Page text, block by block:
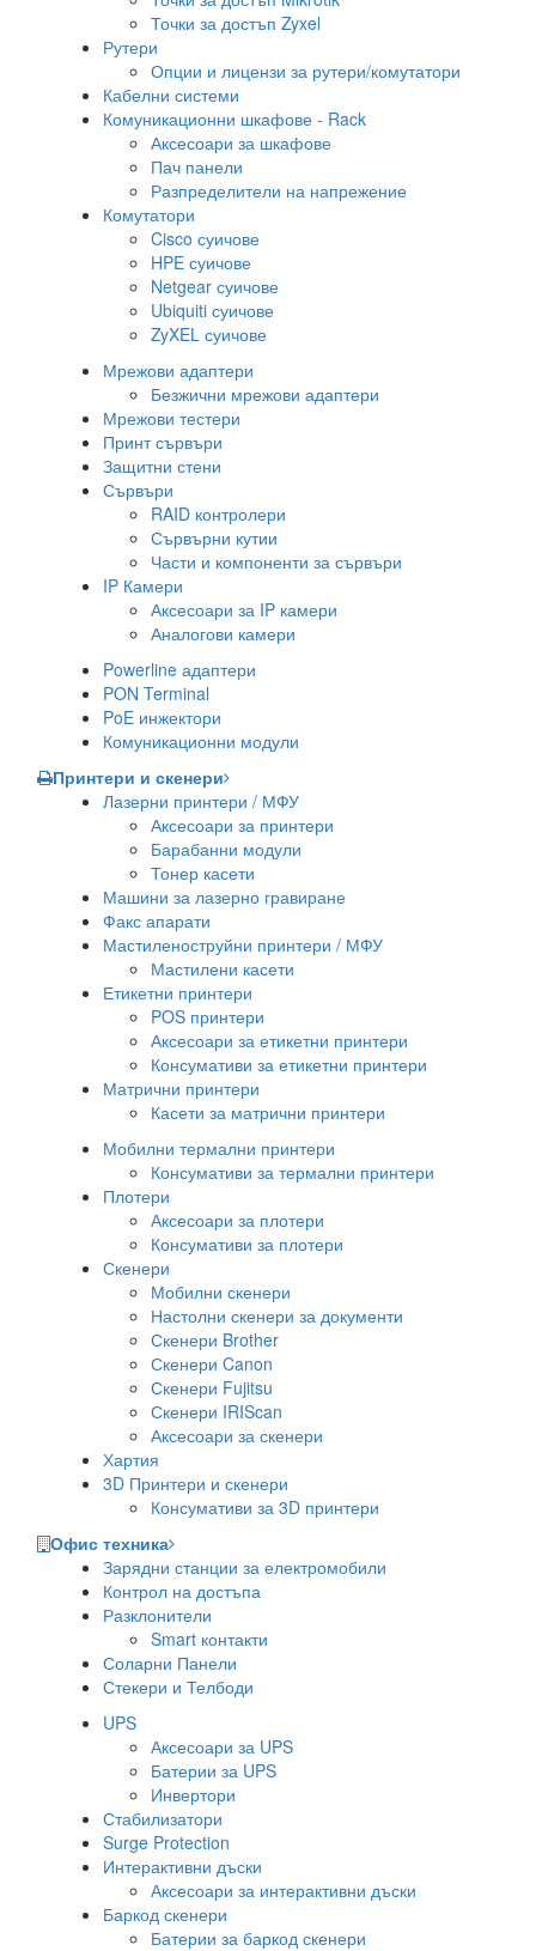
Точки за достъп Zyxel
Рутери
Опции и лицензи за рутери/комутатори
Кабелни системи
Комуникационни шкафове - Rack
Аксесоари за шкафове
Пач панели
Разпределители на напрежение
Комутатори
Cisco суичове
HPE суичове
Netgear суичове
Ubiquiti суичове
ZyXEL суичове
Мрежови адаптери
Безжични мрежови адаптери
Мрежови тестери
Принт сървъри
Защитни стени
Сървъри
RAID контролери
Сървърни кутии
Части и компоненти за сървъри
IP Камери
Аксесоари за IP камери
Аналогови камери
Powerline адаптери
PON Terminal
PoE инжектори
Комуникационни модули
Принтери и скенери
Лазерни принтери / МФУ
Аксесоари за принтери
Барабанни модули
Тонер касети
Машини за лазерно гравиране
Факс апарати
Мастиленоструйни принтери / МФУ
Мастилени касети
Етикетни принтери
POS принтери
Аксесоари за етикетни принтери
Консумативи за етикетни принтери
Матрични принтери
Касети за матрични принтери
Мобилни термални принтери
Консумативи за термални принтери
Плотери
Аксесоари за плотери
Консумативи за плотери
Скенери
Мобилни скенери
Настолни скенери за документи
Скенери Brother
Скенери Canon
Скенери Fujitsu
Скенери IRIScan
Аксесоари за скенери
Хартия
3D Принтери и скенери
Консумативи за 3D принтери
Офис техника
Зарядни станции за електромобили
Контрол на достъпа
Разклонители
Smart контакти
Соларни Панели
Стекери и Телбоди
UPS
Аксесоари за UPS
Батерии за UPS
Инвертори
Стабилизатори
Surge Protection
Интерактивни дъски
Аксесоари за интерактивни дъски
Баркод скенери
Батерии за баркод скенери